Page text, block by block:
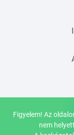
Figyelem! Az
nem